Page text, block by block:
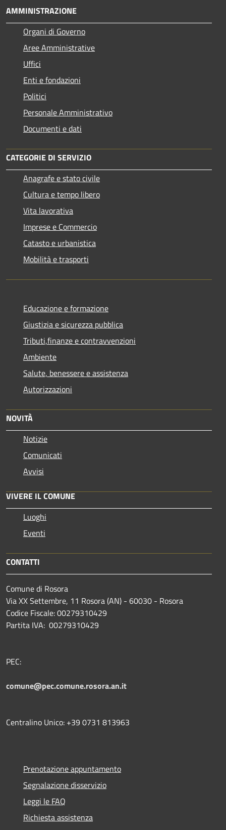
AMMINISTRAZIONE
Organi di Governo
Aree Amministrative
Uffici
Enti e fondazioni
Politici
Personale Amministrativo
Documenti e dati
CATEGORIE DI SERVIZIO
Anagrafe e stato civile
Cultura e tempo libero
Vita lavorativa
Imprese e Commercio
Catasto e urbanistica
Mobilità e trasporti
Educazione e formazione
Giustizia e sicurezza pubblica
Tributi,finanze e contravvenzioni
Ambiente
Salute, benessere e assistenza
Autorizzazioni
NOVITÀ
Notizie
Comunicati
Avvisi
VIVERE IL COMUNE
Luoghi
Eventi
CONTATTI
Comune di Rosora
Via XX Settembre, 11 Rosora (AN) - 60030 - Rosora
Codice Fiscale: 00279310429
Partita IVA: 00279310429
PEC:
comune@pec.comune.rosora.an.it
Centralino Unico: +39 0731 813963
Prenotazione appuntamento
Segnalazione disservizio
Leggi le FAQ
Richiesta assistenza